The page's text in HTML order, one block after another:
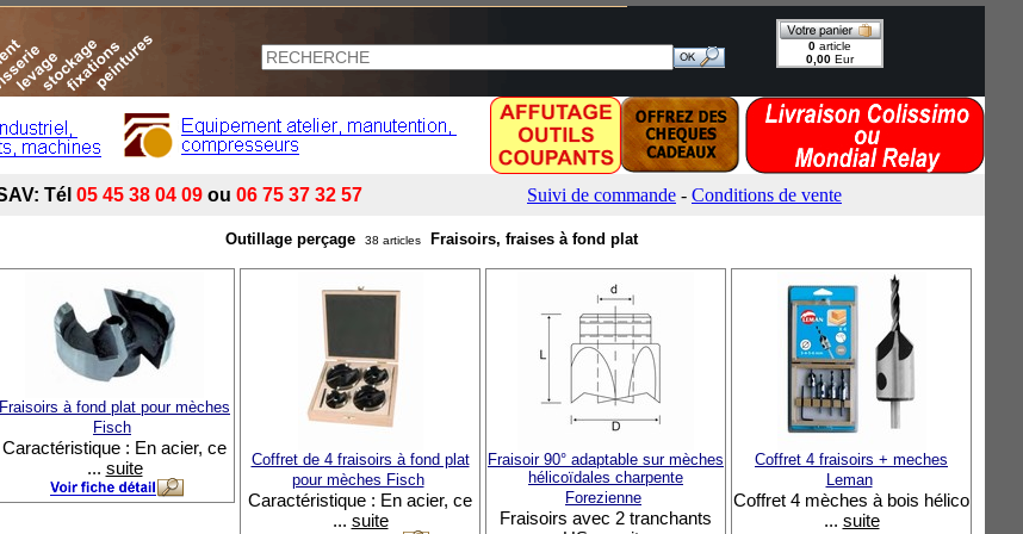
Outillage perçage 38 articles
Fraisoirs, fraises à fond plat
Fraisoirs à fond plat pour mèches
Fisch
Caractéristique : En acier, ce
... suite
Coffret de 4 fraisoirs à fond plat
pour mèches Fisch
Caractéristique : En acier, ce
... suite
Fraisoir 90° adaptable sur mèches
hélicoïdales charpente
Forezienne
Fraisoirs avec 2 tranchants
Coffret 4 fraisoirs + meches
Leman
Coffret 4 mèches à bois hélico
... suite